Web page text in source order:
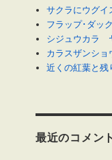
サクラにウグイ
フラップ･ダッ
シジュウカラ
カラスザンシ
近くの紅葉と
最近のコメント